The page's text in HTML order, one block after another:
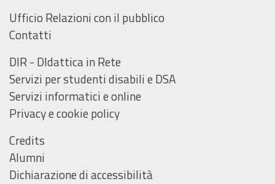
Ufficio Relazioni con il pubblico
Contatti
DIR - DIdattica in Rete
Servizi per studenti disabili e DSA
Servizi informatici e online
Privacy e cookie policy
Credits
Alumni
Dichiarazione di accessibilità